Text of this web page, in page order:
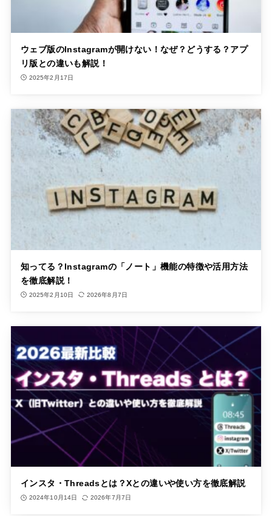
ウェブ版のInstagramが開けない！なぜ？どうする？アプ
リ版との違いも解説！
2025年2月17日
知ってる？Instagramの「ノート」機能の特徴や活用方法
を徹底解説！
2025年2月10日 2026年8月7日
インスタ・Threadsとは？Xとの違いや使い方を徹底解説
2024年10月14日 2026年7月7日